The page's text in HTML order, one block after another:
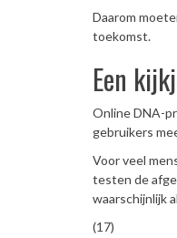
Daarom
toekomst.
Een
Online DNA-
gebruikers
Voor veel
testen de
waarschijnlijk
(17)